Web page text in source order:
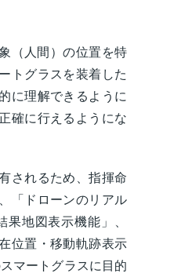
（人間）の位置を特
トグラスを装着した
に理解できるように
確に行えるようにな
されるため、指揮命
「ドローンのリアル
地図表示機能」、
位置・移動軌跡表示
マートグラスに目的